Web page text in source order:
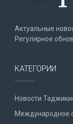
Актуальные
Регулярное
КАТЕГОРИИ
Новости
Международное